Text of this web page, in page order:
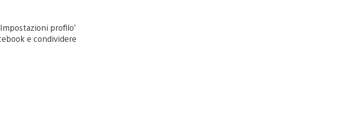
profilo’
e condividere